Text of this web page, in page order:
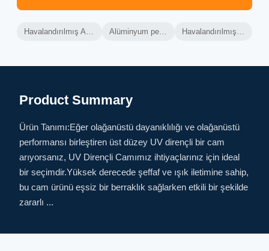
Havalandırılmış Alüminyum Perde Duvarı Alüminyum perde duvar çerçevesi Havalandırılmış Perde Duvarı Isıtma
Product Summary
Ürün Tanımı:Eğer olağanüstü dayanıklılığı ve olağanüstü
performansı birleştiren üst düzey UV dirençli bir cam
arıyorsanız, UV Dirençli Camımız ihtiyaçlarınız için ideal
bir seçimdir.Yüksek derecede şeffaf ve ışık iletimine sahip,
bu cam ürünü eşsiz bir berraklık sağlarken etkili bir şekilde
zararlı ...